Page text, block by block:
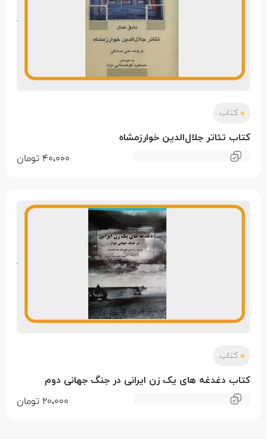
کتاب
کتاب تئاتر جلال‌الدین خوارزمشاه
40،000 تومان
کتاب
کتاب دغدغه های یک زن ایرانی در جنگ جهانی دوم
20،000 تومان